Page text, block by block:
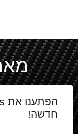
חדשה!